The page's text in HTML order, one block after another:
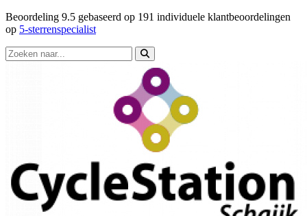
Beoordeling 9.5 gebaseerd op 191 individuele klantbeoordelingen
op 5-sterrenspecialist